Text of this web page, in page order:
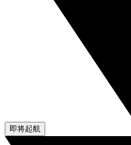
即将起航